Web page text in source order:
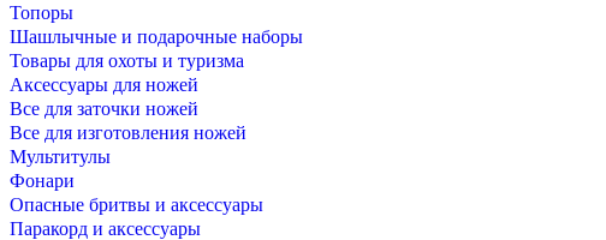
Топоры
Шашлычные и подарочные наборы
Товары для охоты и туризма
Аксессуары для ножей
Все для заточки ножей
Все для изготовления ножей
Мультитулы
Фонари
Опасные бритвы и аксессуары
Паракорд и аксессуары